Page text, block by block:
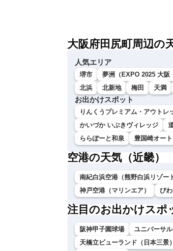
大阪府田尻町周辺の
人気エリア
堺市 夢洲（EXPO 2025 大阪
北浜
北新地 梅田 天満
お出かけスポット
りんくうプレミアム・アウトレ
かいづか いぶきヴィレッジ
ららぽーと和泉
豊国崎オー
空港の天気（近畿）
南紀白浜空港（熊野白浜リゾー
神戸空港（マリンエア）
び
注目のお出かけスポ
阪神甲子園球場 ユニバーサ
天橋立ビューランド（日本三景）